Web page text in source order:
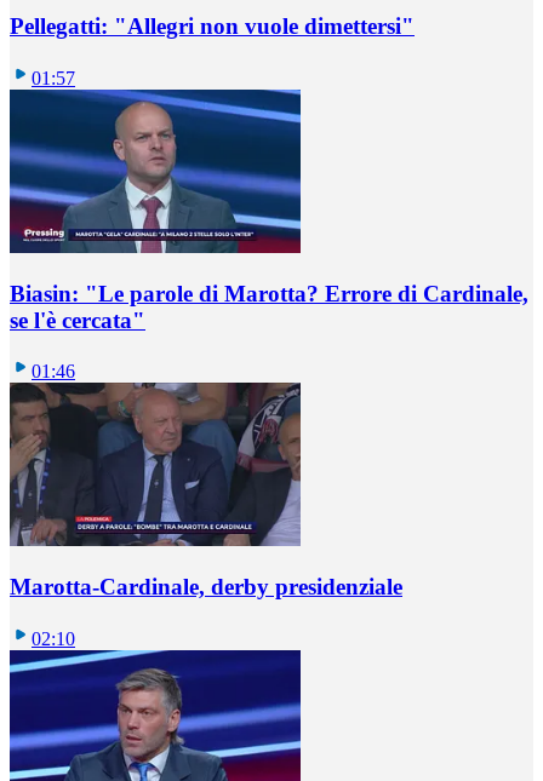
Pellegatti: "Allegri non vuole dimettersi"
01:57
Biasin: "Le parole di Marotta? Errore di Cardinale,
se l'è cercata"
01:46
Marotta-Cardinale, derby presidenziale
02:10